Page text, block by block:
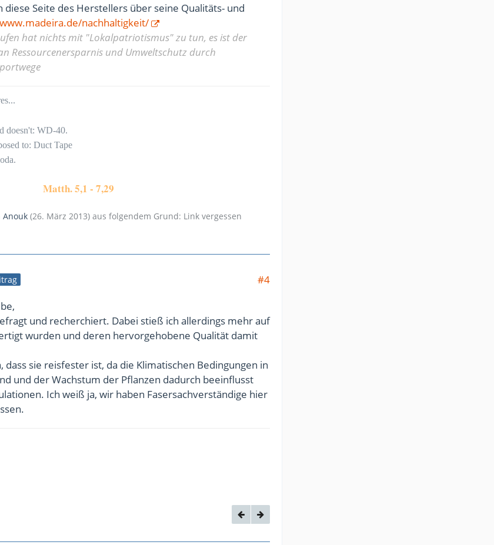
Seite des Herstellers über seine Qualitäts- und
nachhaltigkeit/
hat nichts mit "Lokalpatriotismus" zu tun, es ist der
Ressourcenersparnis und Umweltschutz durch
doesn't: WD-40.
to: Duct Tape
Matth. 5,1 - 7,29
Anouk (26. März 2013) aus folgendem Grund: Link vergessen
#4
und recherchiert. Dabei stieß ich allerdings mehr auf
wurden und deren hervorgehobene Qualität damit
sie reisfester ist, da die Klimatischen Bedingungen in
und der Wachstum der Pflanzen dadurch beeinflusst
Ich weiß ja, wir haben Fasersachverständige hier